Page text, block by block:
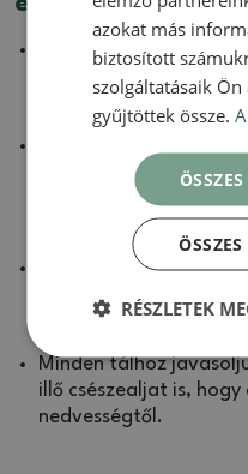
Több ezer különböző
tartunk
gyűjtők számára is
hőmérsékleten
ellenállóképességüket
szabadban.
A kerámia mellett
tálakat
is tartunk,
formázás első
Minden tálhoz
illő csészealjat is,
nedvességtől.
azokat más
biztosított
szolgáltatásaik
gyűjtöttek össze.
RÉSZLETEK